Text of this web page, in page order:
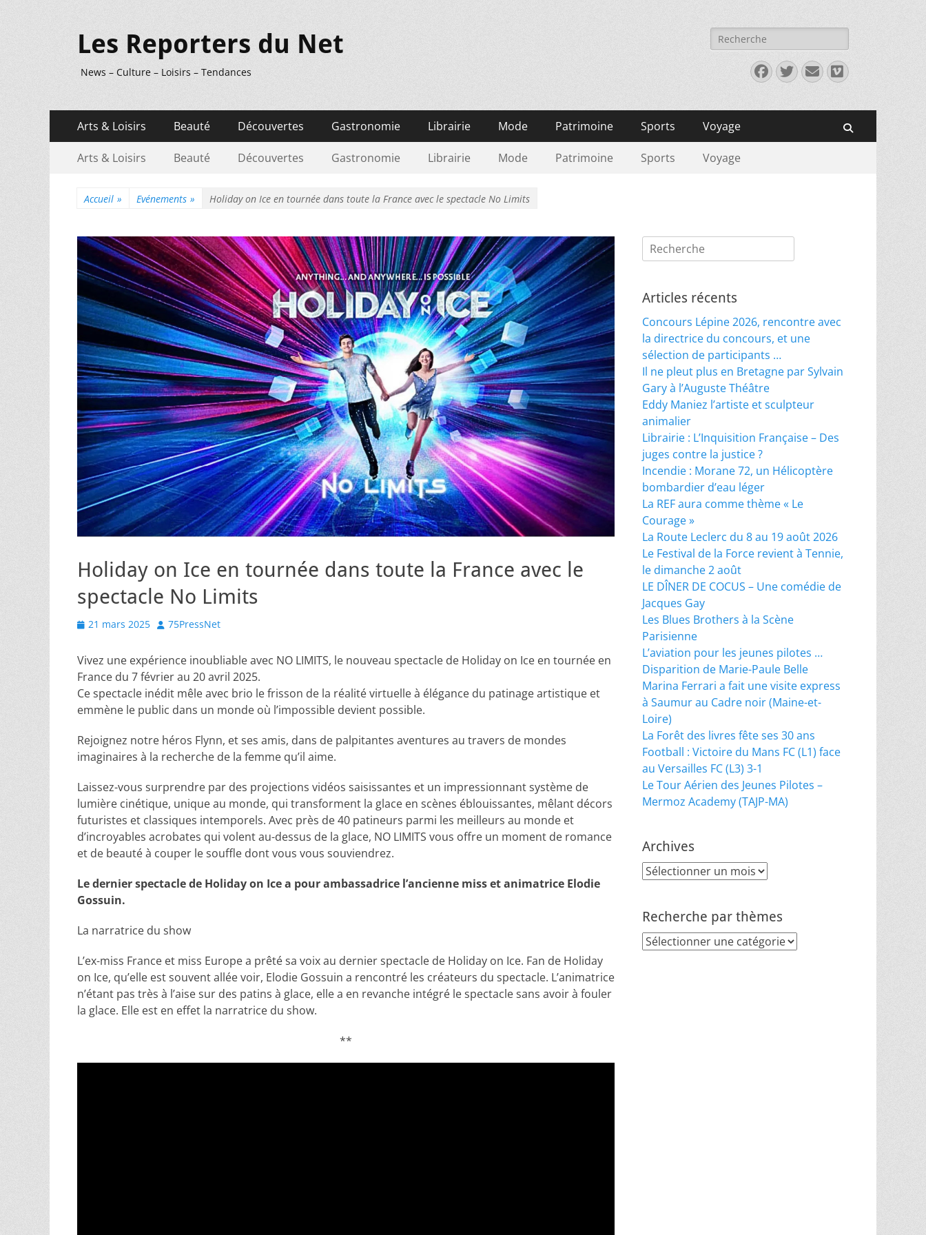
Les Reporters du Net
News – Culture – Loisirs – Tendances
Rechercher :
Facebook
Twitter
E-
mail
Vimeo
Menu
principal
contenu
Arts & Loisirs Beauté Découvertes Gastronomie Librairie Mode Patrimoine Sports Voyage
Menu
Arts & Loisirs Beauté Découvertes Gastronomie Librairie Mode Patrimoine Sports Voyage
Accueil » Evénements » Holiday on Ice en tournée dans toute la France avec le spectacle No Limits
Holiday on Ice en tournée dans toute la France avec le
spectacle No Limits
Posted
21 mars 2025 Author
75PressNet
Vivez une expérience inoubliable avec NO LIMITS, le nouveau spectacle de Holiday on Ice en tournée en
France du 7 février au 20 avril 2025.
Ce spectacle inédit mêle avec brio le frisson de la réalité virtuelle à élégance du patinage artistique et
emmène le public dans un monde où l’impossible devient possible.
Rejoignez notre héros Flynn, et ses amis, dans de palpitantes aventures au travers de mondes
imaginaires à la recherche de la femme qu’il aime.
Laissez-vous surprendre par des projections vidéos saisissantes et un impressionnant système de
lumière cinétique, unique au monde, qui transforment la glace en scènes éblouissantes, mêlant décors
futuristes et classiques intemporels. Avec près de 40 patineurs parmi les meilleurs au monde et
d’incroyables acrobates qui volent au-dessus de la glace, NO LIMITS vous offre un moment de romance
et de beauté à couper le souffle dont vous vous souviendrez.
Le dernier spectacle de Holiday on Ice a pour ambassadrice l’ancienne miss et animatrice Elodie
Gossuin.
La narratrice du show
L’ex-miss France et miss Europe a prêté sa voix au dernier spectacle de Holiday on Ice. Fan de Holiday
on Ice, qu’elle est souvent allée voir, Elodie Gossuin a rencontré les créateurs du spectacle. L’animatrice
n’étant pas très à l’aise sur des patins à glace, elle a en revanche intégré le spectacle sans avoir à fouler
la glace. Elle est en effet la narratrice du show.
**
Rechercher :
Articles récents
Concours Lépine 2026, rencontre avec
la directrice du concours, et une
sélection de participants …
Il ne pleut plus en Bretagne par Sylvain
Gary à l’Auguste Théâtre
Eddy Maniez l’artiste et sculpteur
animalier
Librairie : L’Inquisition Française – Des
juges contre la justice ?
Incendie : Morane 72, un Hélicoptère
bombardier d’eau léger
La REF aura comme thème « Le
Courage »
La Route Leclerc du 8 au 19 août 2026
Le Festival de la Force revient à Tennie,
le dimanche 2 août
LE DÎNER DE COCUS – Une comédie de
Jacques Gay
Les Blues Brothers à la Scène
Parisienne
L’aviation pour les jeunes pilotes …
Disparition de Marie-Paule Belle
Marina Ferrari a fait une visite express
à Saumur au Cadre noir (Maine-et-
Loire)
La Forêt des livres fête ses 30 ans
Football : Victoire du Mans FC (L1) face
au Versailles FC (L3) 3-1
Le Tour Aérien des Jeunes Pilotes –
Mermoz Academy (TAJP-MA)
Archives
Archives
Recherche par thèmes
Recherche